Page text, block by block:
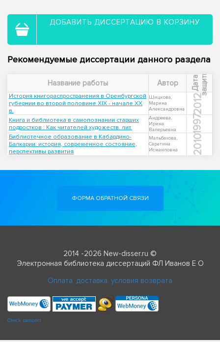
ДОБАВИТЬ ДИССЕРТАЦИЮ В КОРЗИНУ
Рекомендуемые диссертации данного раздела
Название работы Автор Д
а
т
а
з
а
щ
и
т ы
История книгораспространения в Оренбургской
губернии во второй половине XIX - начале XX
в.
Шицкова,
Марина
Александровна
2012
Книга и библиотека в самопознании старших
подростков : Как читателей художеств. лит.
Андреева,
Ирина
Валерьевна
1997
Библиотечное образование в Кабардино-
Балкарии: история, современное состояние,
перспективы развития
Мальбахова,
Саратина
Исмаиловна
2010
ФОРМА ОБРАТНОЙ СВЯЗИ
2014 -2026 New-disser.ru ©
Электронная библиотека диссертаций ФЛ Иванов Е О
Оплата, доставка, условия возврата
Check passport